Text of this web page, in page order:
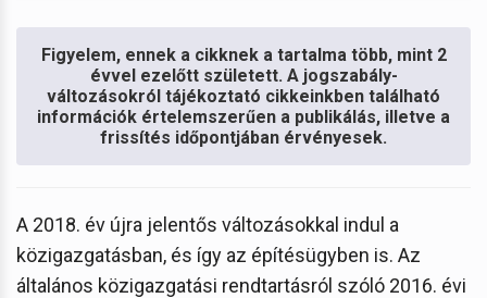
Figyelem, ennek a cikknek a tartalma több, mint 2
évvel ezelőtt született. A jogszabály-
változásokról tájékoztató cikkeinkben található
információk értelemszerűen a publikálás, illetve a
frissítés időpontjában érvényesek.
A 2018. év újra jelentős változásokkal indul a
közigazgatásban, és így az építésügyben is. Az
általános közigazgatási rendtartásról szóló 2016. évi